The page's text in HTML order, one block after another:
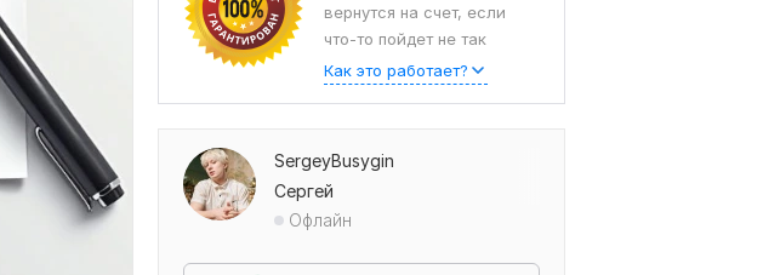
вернутся на счет, если
что-то пойдет не так
Как это работает?
SergeyBusygin
Сергей
Офлайн